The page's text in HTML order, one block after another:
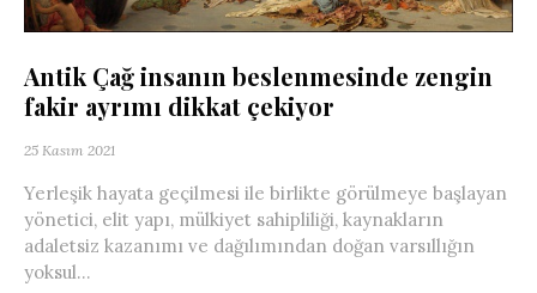
Antik Çağ insanın beslenmesinde zengin
fakir ayrımı dikkat çekiyor
25 Kasım 2021
Yerleşik hayata geçilmesi ile birlikte görülmeye başlayan
yönetici, elit yapı, mülkiyet sahipliliği, kaynakların
adaletsiz kazanımı ve dağılımından doğan varsıllığın
yoksul...